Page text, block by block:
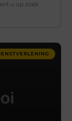
u op zoek